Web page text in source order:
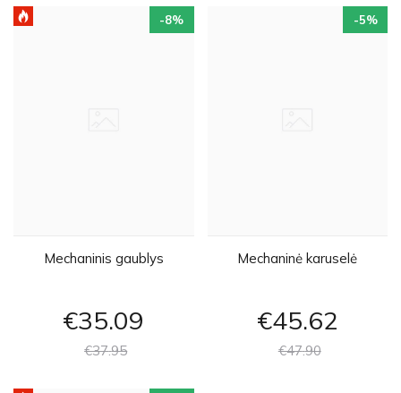
-8%
Mechaninis gaublys
€35 09
€3795
-5%
Mechaninė karuselė
€45 62
€4790